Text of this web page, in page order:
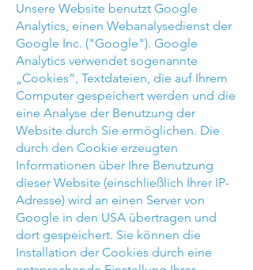
Unsere Website benutzt Google
Analytics, einen Webanalysedienst der
Google Inc. ("Google"). Google
Analytics verwendet sogenannte
„Cookies“, Textdateien, die auf Ihrem
Computer gespeichert werden und die
eine Analyse der Benutzung der
Website durch Sie ermöglichen. Die
durch den Cookie erzeugten
Informationen über Ihre Benutzung
dieser Website (einschließlich Ihrer IP-
Adresse) wird an einen Server von
Google in den USA übertragen und
dort gespeichert. Sie können die
Installation der Cookies durch eine